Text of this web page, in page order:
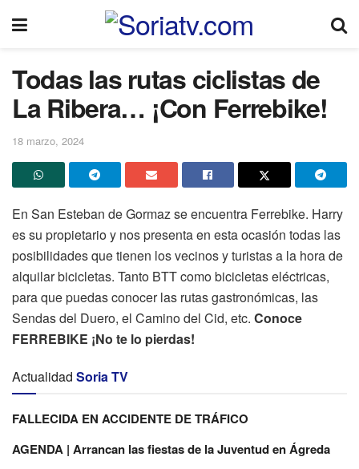
Todas las rutas ciclistas de
La Ribera… ¡Con Ferrebike!
18 marzo, 2024
En San Esteban de Gormaz se encuentra Ferrebike. Harry
es su propietario y nos presenta en esta ocasión todas las
posibilidades que tienen los vecinos y turistas a la hora de
alquilar bicicletas. Tanto BTT como bicicletas eléctricas,
para que puedas conocer las rutas gastronómicas, las
Sendas del Duero, el Camino del Cid, etc. Conoce
FERREBIKE ¡No te lo pierdas!
Actualidad Soria TV
FALLECIDA EN ACCIDENTE DE TRÁFICO
AGENDA | Arrancan las fiestas de la Juventud en Ágreda